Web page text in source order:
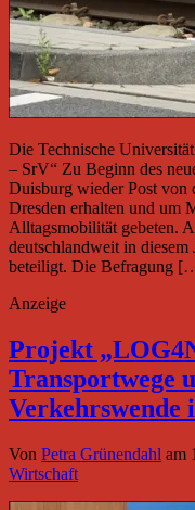
Die Technische
– SrV“ Zu Beginn des
Duisburg wieder Post von
Dresden erhalten und um
Alltagsmobilität gebeten.
deutschlandweit in
beteiligt. Die Befragung
Anzeige
Projekt
Transportwege
Verkehrswende
Von Petra Grünendahl am
Wirtschaft